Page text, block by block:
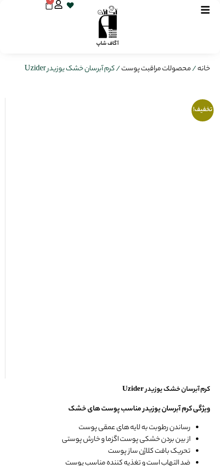
آگاف شاپ
خانه/محصولات مراقبت پوست/ کرم آبرسان خشک یوزیدر Uzider
تخفیف!
کرم آبرسان خشک یوزیدر Uzider
ویژگی کرم آبرسان یوزیدر مناسب پوست های خشک
رساندن رطوبت به لایه های عمقی پوست
از بین بردن خشکی پوست اگزما و خارش پوستی
تحریک بافت کلاژن ساز پوست